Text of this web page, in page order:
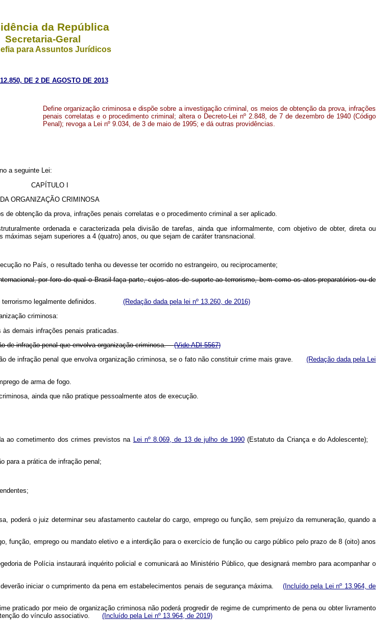
da República
Secretaria-Geral
para Assuntos Jurídicos
DE 2 DE AGOSTO DE 2013
Define organização criminosa e dispõe sobre a investigação criminal, os meios de obtenção da prova, infrações
penais correlatas e o procedimento criminal; altera o Decreto-Lei nº 2.848, de 7 de dezembro de 1940 (Código
Penal); revoga a Lei nº 9.034, de 3 de maio de 1995; e dá outras providências.
a seguinte Lei:
CAPÍTULO I
DA ORGANIZAÇÃO CRIMINOSA
obtenção da prova, infrações penais correlatas e o procedimento criminal a ser aplicado.
ordenada e caracterizada pela divisão de tarefas, ainda que informalmente, com objetivo de obter, direta ou
sejam superiores a 4 (quatro) anos, ou que sejam de caráter transnacional.
no País, o resultado tenha ou devesse ter ocorrido no estrangeiro, ou reciprocamente;
por foro do qual o Brasil faça parte, cujos atos de suporte ao terrorismo, bem como os atos preparatórios ou de
de terrorismo legalmente definidos. (Redação dada pela lei nº 13.260, de 2016)
criminosa:
demais infrações penais praticadas.
de infração penal que envolva organização criminosa.(Vide ADI 5567)
de infração penal que envolva organização criminosa, se o fato não constituir crime mais grave. (Redação dada pela Lei
de arma de fogo.
ainda que não pratique pessoalmente atos de execução.
ao cometimento dos crimes previstos na
Lei nº 8.069, de 13 de julho de 1990(Estatuto da Criança e do Adolescente);
para a prática de infração penal;
poderá o juiz determinar seu afastamento cautelar do cargo, emprego ou função, sem prejuízo da remuneração, quando a
função, emprego ou mandato eletivo e a interdição para o exercício de função ou cargo público pelo prazo de 8 (oito) anos
de Polícia instaurará inquérito policial e comunicará ao Ministério Público, que designará membro para acompanhar o
iniciar o cumprimento da pena em estabelecimentos penais de segurança máxima. (Incluído pela Lei nº 13.964, de
praticado por meio de organização criminosa não poderá progredir de regime de cumprimento de pena ou obter livramento
do vínculo associativo. (Incluído pela Lei nº 13.964, de 2019)